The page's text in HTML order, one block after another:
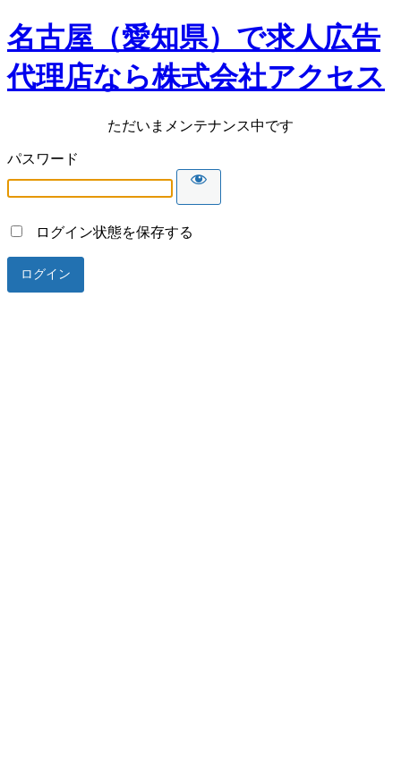
名古屋（愛知県）で求人広告
代理店なら株式会社アクセス
ただいまメンテナンス中です
パスワード
ログイン状態を保存する